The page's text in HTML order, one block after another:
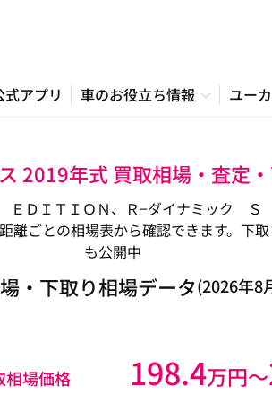
式アプリ 車のお役立ち情報 ユー
2019年式 買取相場・査定
ＤＩＴＩＯＮ、Ｒ−ダイナミック Ｓ
離ごとの相場表から確認できます。下
も公開中
・下取り相場データ(2026年8
相場価格 198.4万円〜